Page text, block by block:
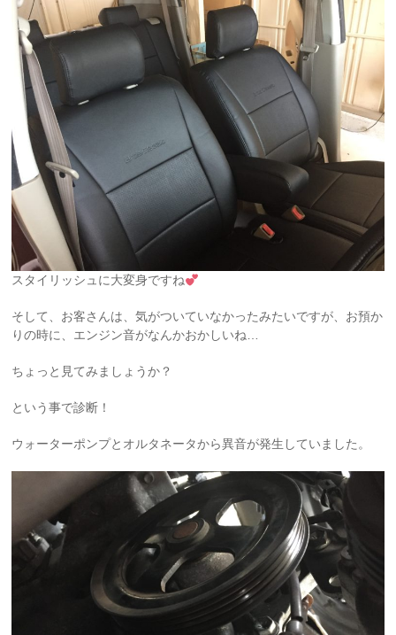
スタイリッシュに大変身ですね
そして、お客さんは、気がついていなかったみたいですが、お預か
りの時に、エンジン音がなんかおかしいね…
ちょっと見てみましょうか？
という事で診断！
ウォーターポンプとオルタネータから異音が発生していました。